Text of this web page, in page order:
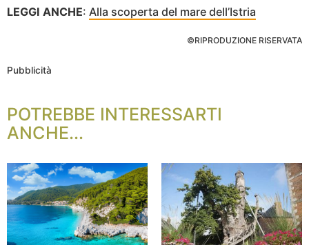
LEGGI ANCHE: Alla scoperta del mare dell’Istria
©RIPRODUZIONE RISERVATA
Pubblicità
POTREBBE INTERESSARTI
ANCHE...